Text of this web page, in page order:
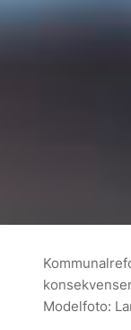
Modelfoto: